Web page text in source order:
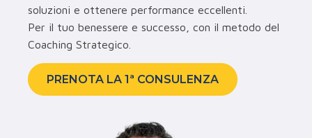
soluzioni e ottenere performance eccellenti.
Per il tuo benessere e successo, con il metodo del
Coaching Strategico.
PRENOTA LA 1ª CONSULENZA